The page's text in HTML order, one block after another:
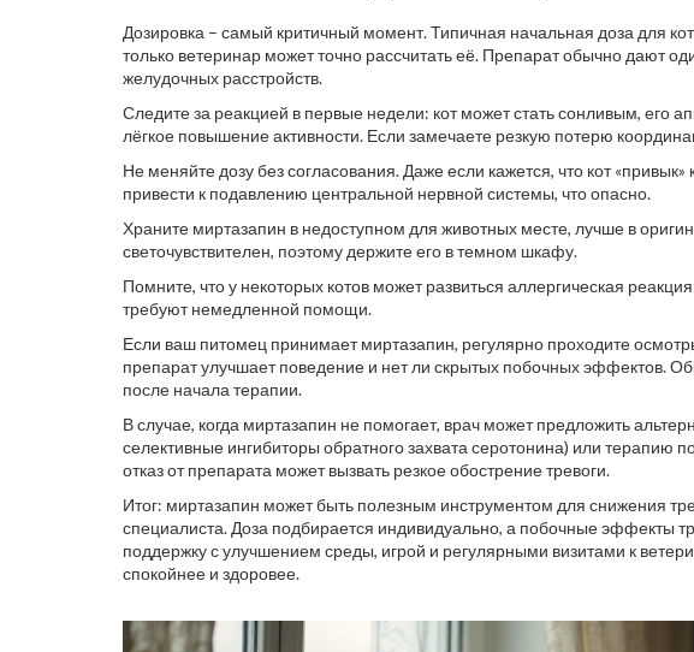
Дозировка – самый критичный момент. Типичная начальная доза для
только ветеринар может точно рассчитать её. Препарат обычно дают
желудочных расстройств.
Следите за реакцией в первые недели: кот может стать сонливым, его
лёгкое повышение активности. Если замечаете резкую потерю
Не меняйте дозу без согласования. Даже если кажется, что кот
привести к подавлению центральной нервной системы, что опасно.
Храните миртазапин в недоступном для животных месте, лучше в
светочувствителен, поэтому держите его в темном шкафу.
Помните, что у некоторых котов может развиться аллергическая
требуют немедленной помощи.
Если ваш питомец принимает миртазапин, регулярно проходите
препарат улучшает поведение и нет ли скрытых побочных эффектов.
после начала терапии.
В случае, когда миртазапин не помогает, врач может предложить
селективные ингибиторы обратного захвата серотонина) или терапию
отказ от препарата может вызвать резкое обострение тревоги.
Итог: миртазапин может быть полезным инструментом для снижения
специалиста. Доза подбирается индивидуально, а побочные эффекты
поддержку с улучшением среды, игрой и регулярными визитами к
спокойнее и здоровее.